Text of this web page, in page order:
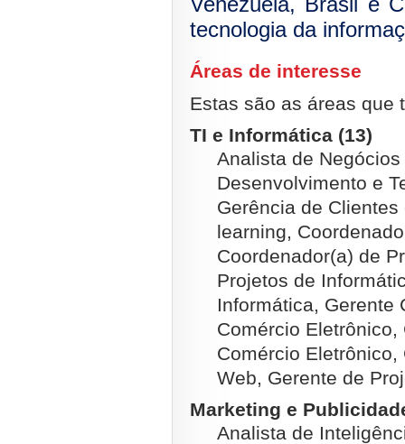
tecnologia da
Áreas de interesse
Estas são as áreas que
TI e Informática (13)
Analista de
Desenvolvimento e
Gerência de
learning,
Coordenador(a) de
Projetos de
Informática, Gerente
Comércio
Comércio
Web, Gerente de
Marketing e
Analista de